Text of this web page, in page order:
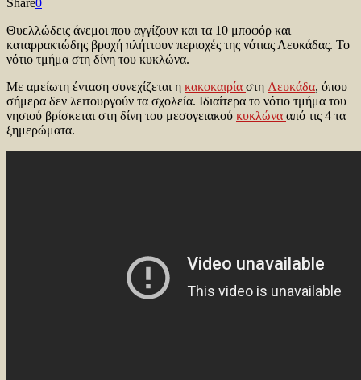
Θυελλώδεις άνεμοι που αγγίζουν και τα 10 μποφόρ και
καταρρακτώδης βροχή πλήττουν περιοχές της νότιας Λευκάδας. Το
νότιο τμήμα στη δίνη του κυκλώνα.
Με αμείωτη ένταση συνεχίζεται η κακοκαιρία στη Λευκάδα, όπου
σήμερα δεν λειτουργούν τα σχολεία. Ιδιαίτερα το νότιο τμήμα του
νησιού βρίσκεται στη δίνη του μεσογειακού κυκλώνα από τις 4 τα
ξημερώματα.